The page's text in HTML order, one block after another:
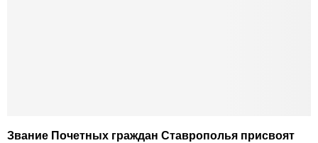
Звание Почетных граждан Ставрополья присвоят